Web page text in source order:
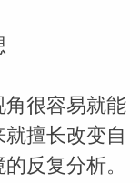
很容易就能
擅长改变自
反复分析。